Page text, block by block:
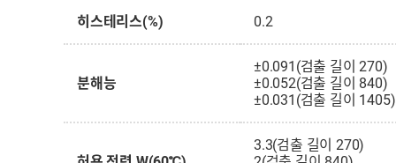
히스테리스(%) 0.2
분해능
±0.091(검출 길이 270)
±0.052(검출 길이 840)
±0.031(검출 길이 1405)
3.3(검출 길이 270)